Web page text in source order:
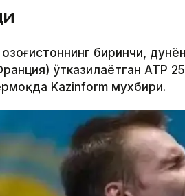
биринчи,
ўтказилаётган ATP
Kazinform мухбири.